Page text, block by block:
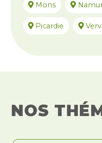
Mons
Picardie
NOS